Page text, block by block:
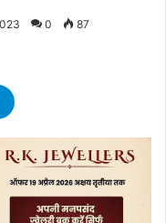
0 87